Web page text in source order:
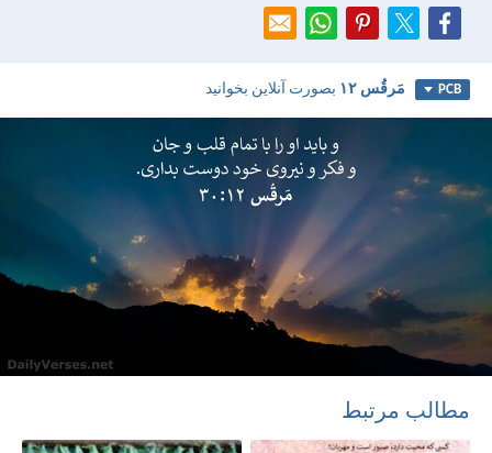
PCB مَرقُس ۱۲ بصورت آنلاین بخوانید
مطالب مرتبط